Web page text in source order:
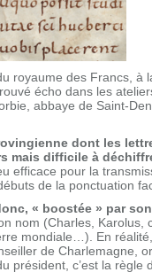
royaume des Francs, à
écho dans les
abbaye de Saint-
dont les
mais difficile à
efficace pour la
de la ponctuation
« boostée » par
nom (Charles, Karolus,
mondiale…). En
de Charlemagne,
président, c’est la règle